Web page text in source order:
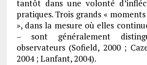
tantôt dans une volonté
pratiques. Trois grands « moments
», dans la mesure où elles
– sont généralement
observateurs (Sofield, 2000 ;
2004 ; Lanfant, 2004).